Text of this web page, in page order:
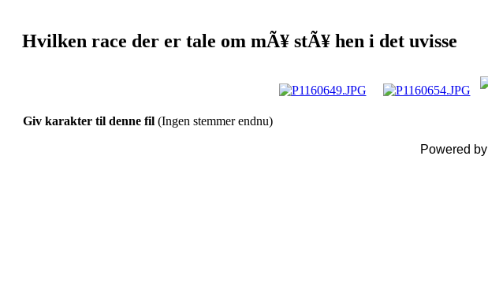
Hvilken race der er tale om mÃ¥ stÃ¥ hen i det uvisse
Giv karakter til denne fil (Ingen stemmer endnu)
Powered by